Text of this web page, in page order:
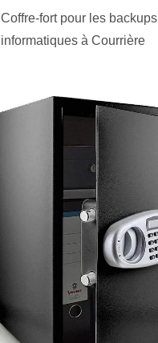
Coffre-fort pour les backups
informatiques à Courrière